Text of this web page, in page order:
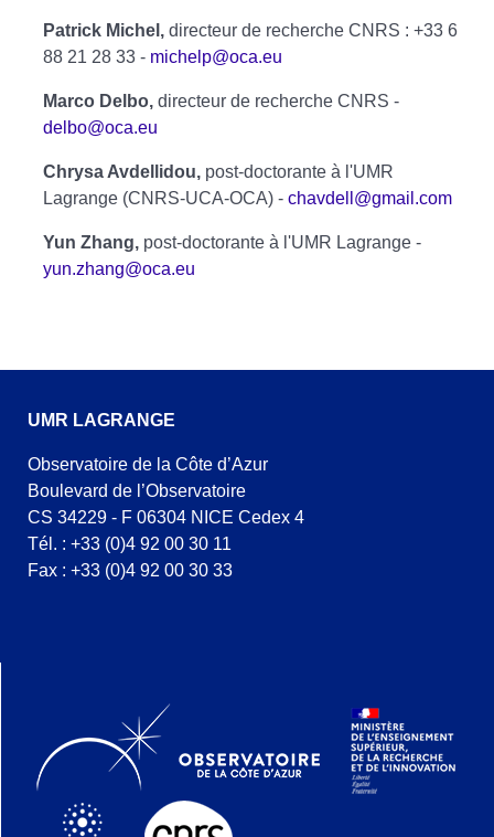
Patrick Michel, directeur de recherche CNRS : +33 6
88 21 28 33 - michelp@oca.eu
Marco Delbo, directeur de recherche CNRS -
delbo@oca.eu
Chrysa Avdellidou, post-doctorante à l'UMR
Lagrange (CNRS-UCA-OCA) - chavdell@gmail.com
Yun Zhang, post-doctorante à l'UMR Lagrange -
yun.zhang@oca.eu
UMR LAGRANGE
Observatoire de la Côte d’Azur
Boulevard de l’Observatoire
CS 34229 - F 06304 NICE Cedex 4
Tél. : +33 (0)4 92 00 30 11
Fax : +33 (0)4 92 00 30 33